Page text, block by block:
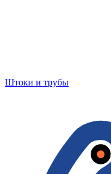
Штоки и трубы